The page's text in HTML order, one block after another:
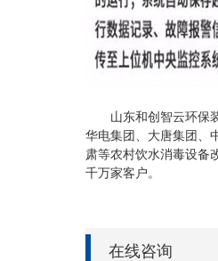
山东和创智云环保装
华电集团、大唐集团、
肃等农村饮水消毒设备
千万家客户。
在线咨询